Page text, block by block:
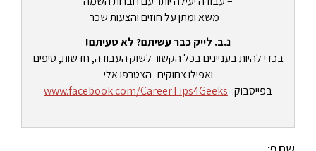
– משא ומתן על חוזים והצעות שכר
נ.ב. לייק כבר עשיתם? לא טעיתם!
בכדי להיות בעניינים בכל הקשור לשוק העבודה, חדשות, טיפים
ואפילו צחוקים- הצטרפו אלי
בפייסבוק: www.facebook.com/CareerTips4Geeks